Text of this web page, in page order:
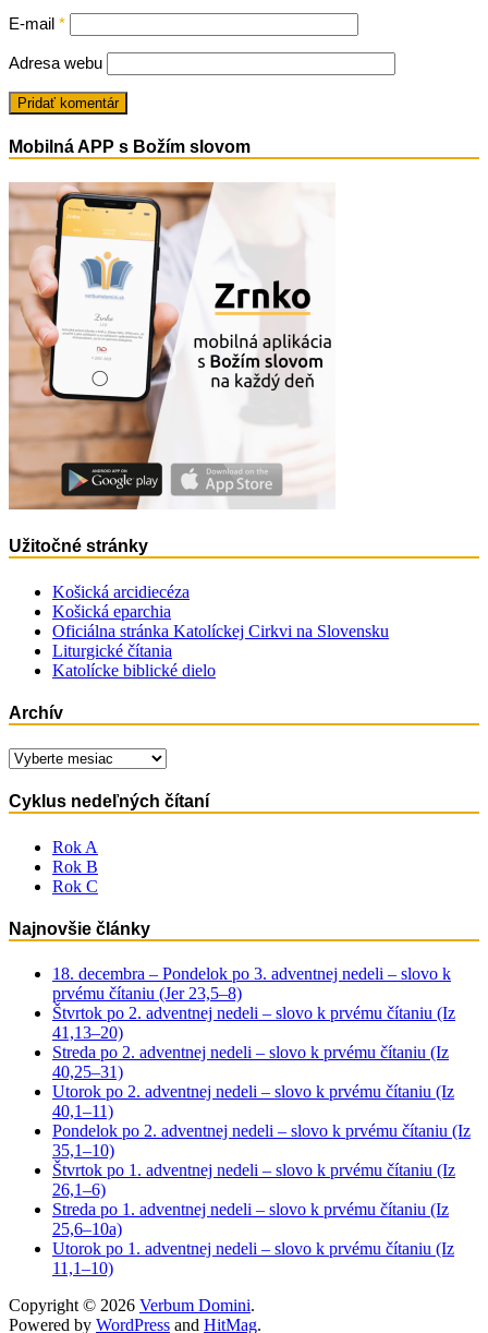
E-mail *
Adresa webu
Mobilná APP s Božím slovom
Užitočné stránky
Košická arcidiecéza
Košická eparchia
Oficiálna stránka Katolíckej Cirkvi na Slovensku
Liturgické čítania
Katolícke biblické dielo
Archív
Archív
Cyklus nedeľných čítaní
Rok A
Rok B
Rok C
Najnovšie články
18. decembra – Pondelok po 3. adventnej nedeli – slovo k
prvému čítaniu (Jer 23,5–8)
Štvrtok po 2. adventnej nedeli – slovo k prvému čítaniu (Iz
41,13–20)
Streda po 2. adventnej nedeli – slovo k prvému čítaniu (Iz
40,25–31)
Utorok po 2. adventnej nedeli – slovo k prvému čítaniu (Iz
40,1–11)
Pondelok po 2. adventnej nedeli – slovo k prvému čítaniu (Iz
35,1–10)
Štvrtok po 1. adventnej nedeli – slovo k prvému čítaniu (Iz
26,1–6)
Streda po 1. adventnej nedeli – slovo k prvému čítaniu (Iz
25,6–10a)
Utorok po 1. adventnej nedeli – slovo k prvému čítaniu (Iz
11,1–10)
Copyright © 2026 Verbum Domini.
Powered by WordPress and HitMag.